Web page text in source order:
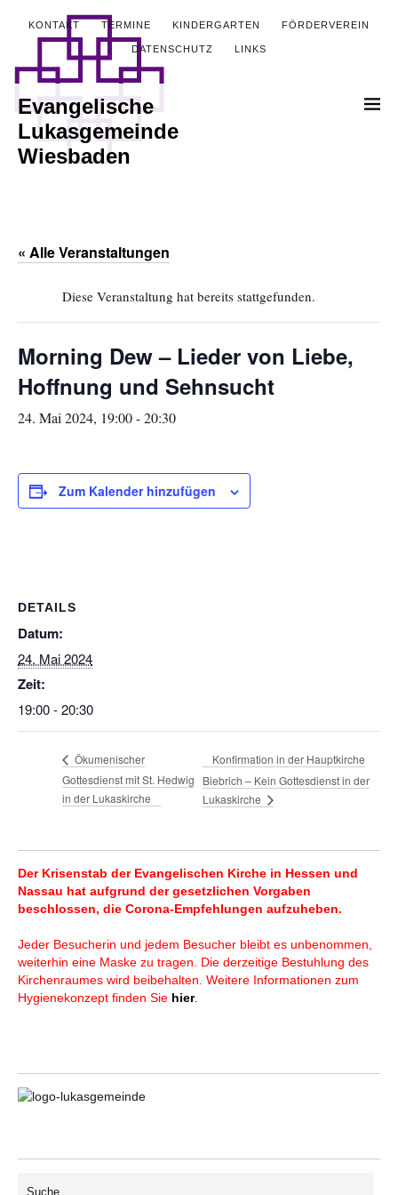
KONTAKT TERMINE KINDERGARTEN FÖRDERVEREIN
DATENSCHUTZ LINKS
Evangelische
Lukasgemeinde
Wiesbaden
« Alle Veranstaltungen
Diese Veranstaltung hat bereits stattgefunden.
Morning Dew – Lieder von Liebe,
Hoffnung und Sehnsucht
24. Mai 2024, 19:00-20:30
Zum Kalender hinzufügen
DETAILS
Datum:
24. Mai 2024
Zeit:
19:00 - 20:30
Ökumenischer
Gottesdienst mit St. Hedwig
in der Lukaskirche
Konfirmation in der Hauptkirche
Biebrich – Kein Gottesdienst in der
Lukaskirche
Der Krisenstab der Evangelischen Kirche in Hessen und
Nassau hat aufgrund der gesetzlichen Vorgaben
beschlossen, die Corona-Empfehlungen aufzuheben.
Jeder Besucherin und jedem Besucher bleibt es unbenommen,
weiterhin eine Maske zu tragen. Die derzeitige Bestuhlung des
Kirchenraumes wird beibehalten. Weitere Informationen zum
Hygienekonzept finden Sie hier.